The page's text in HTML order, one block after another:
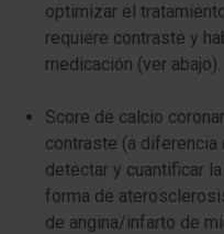
optimizar el
requiere contraste y
medicación (ver abajo).
Score de calcio
contraste (a diferencia
detectar y cuantificar
forma de
de angina/infarto de